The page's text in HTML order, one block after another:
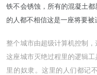
铁不会锈蚀，所有的混凝土
的人都不相信这是一座将要被
整个城市由超级计算机控制
这座城市灭绝过程里的逻辑
里的奴隶。这里的人们都记